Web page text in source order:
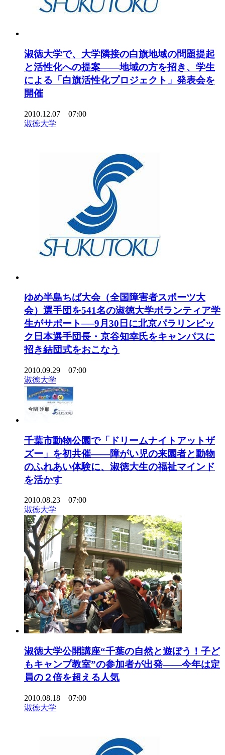
淑徳大学で、大学隣接の白旗地域の問題提起
と活性化への提案――地域の方を招き、学生
による「白旗活性化プロジェクト」発表会を
開催
2010.12.07 07:00
淑徳大学
ゆめ半島ちば大会（全国障害者スポーツ大
会）選手団を541名の淑徳大学ボランティア学
生がサポート──9月30日に北京パラリンピッ
ク日本選手団長・京谷知幸氏をキャンパスに
招き結団式をおこなう
2010.09.29 07:00
淑徳大学
千葉市動物公園で「ドリームナイトアットザ
ズー」を初共催――障がい児の来園者と動物
のふれあい体験に、淑徳大生の福祉マインド
を活かす
2010.08.23 07:00
淑徳大学
淑徳大学公開講座“千葉の自然と遊ぼう！子ど
もキャンプ教室”の参加者が出発――今年は定
員の２倍を超える人気
2010.08.18 07:00
淑徳大学